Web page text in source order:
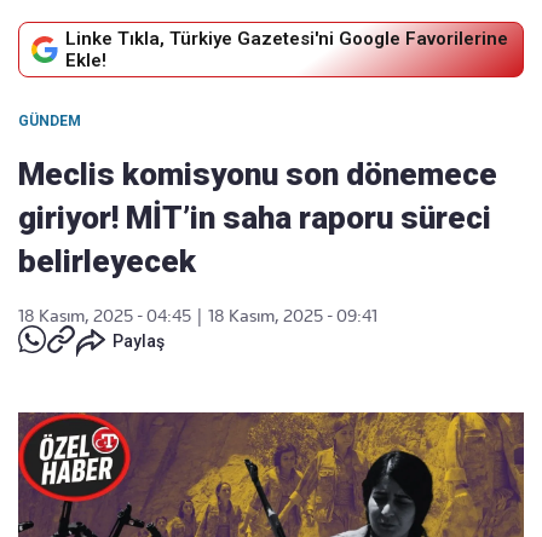
Linke Tıkla, Türkiye Gazetesi'ni Google Favorilerine
Ekle!
GÜNDEM
Meclis komisyonu son dönemece
giriyor! MİT’in saha raporu süreci
belirleyecek
18 Kasım, 2025 - 04:45
18 Kasım, 2025 - 09:41
Paylaş